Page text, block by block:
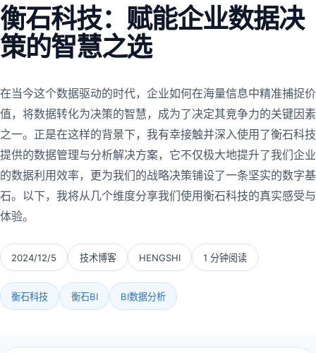
衡石科技：赋能企业数据决
策的智慧之选
在当今这个数据驱动的时代，企业如何在海量信息中精准捕捉价
值，将数据转化为决策的智慧，成为了决定其竞争力的关键因素
之一。正是在这样的背景下，我有幸接触并深入使用了衡石科技
提供的数据管理与分析解决方案，它不仅极大地提升了我们企业
的数据利用效率，更为我们的战略决策铺设了一条坚实的数字基
石。以下，我将从几个维度分享我们使用衡石科技的真实感受与
体验。
2024/12/5 技术博客 HENGSHI 1 分钟阅读
衡石科技 衡石BI BI数据分析